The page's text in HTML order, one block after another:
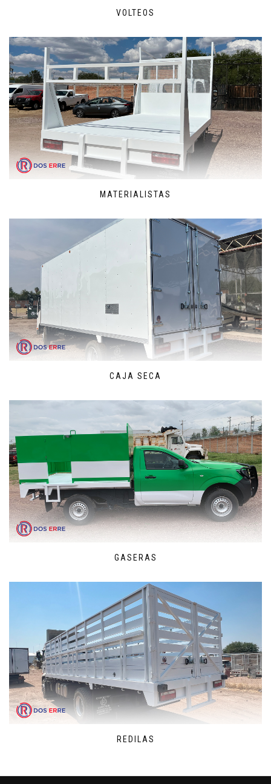
VOLTEOS
MATERIALISTAS
CAJA SECA
GASERAS
REDILAS